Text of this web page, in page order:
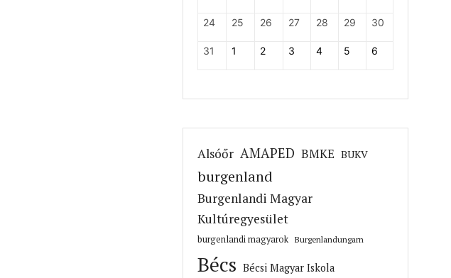
24 25 26 27 28 29 30
31 1 2 3 4 5 6
Alsóőr AMAPED BMKE BUKV
burgenland
Burgenlandi Magyar
Kultúregyesület
burgenlandi magyarok Burgenlandungarn
Bécs Bécsi Magyar Iskola